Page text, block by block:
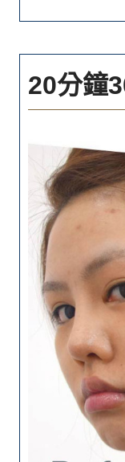
20分鐘